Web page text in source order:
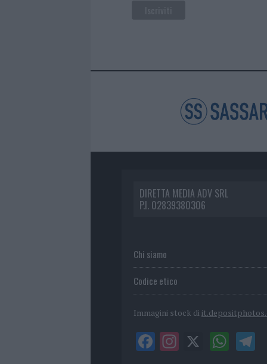
DIRETTA MEDIA ADV SRL
P.I. 02839380306
Chi siamo
Codice etico
Immagini stock di